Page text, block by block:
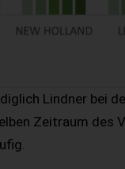
Lindner bei
Zeitraum des